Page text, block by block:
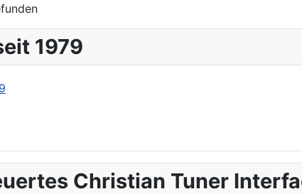
1979
Christian Tuner